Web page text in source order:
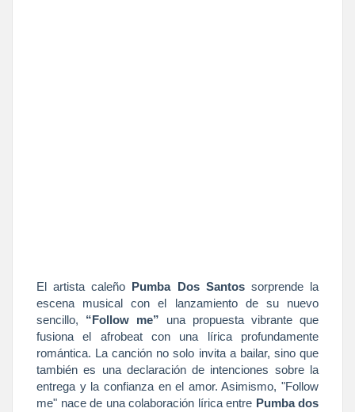
El artista caleño Pumba Dos Santossorprende la
escena musical con el lanzamiento de su nuevo
sencillo, “Follow me” una propuesta vibrante que
fusiona el afrobeat con una lírica profundamente
romántica. La canción no solo invita a bailar, sino que
también es una declaración de intenciones sobre la
entrega y la confianza en el amor. Asimismo, "Follow
me" nace de una colaboración lírica entre Pumba dos